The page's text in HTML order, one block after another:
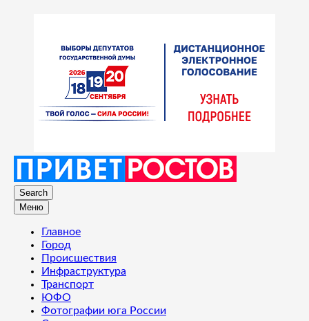
Search
Меню
Главное
Город
Происшествия
Инфраструктура
Транспорт
ЮФО
Фотографии юга России